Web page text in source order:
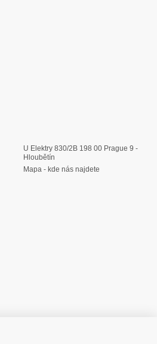
U Elektry 830/2B 198 00 Prague 9 -
Hloubětín
Mapa - kde nás najdete